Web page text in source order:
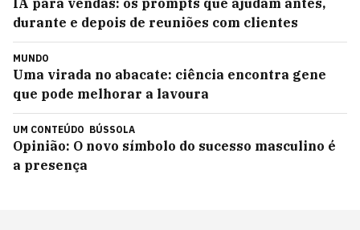
IA para vendas: os prompts que ajudam antes,
durante e depois de reuniões com clientes
MUNDO
Uma virada no abacate: ciência encontra gene
que pode melhorar a lavoura
UM CONTEÚDO BÚSSOLA
Opinião: O novo símbolo do sucesso masculino é
a presença